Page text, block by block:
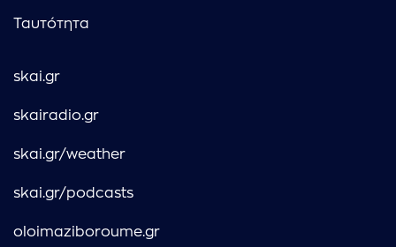
Ταυτότητα
skai.gr
skairadio.gr
skai.gr/weather
skai.gr/podcasts
oloimaziboroume.gr